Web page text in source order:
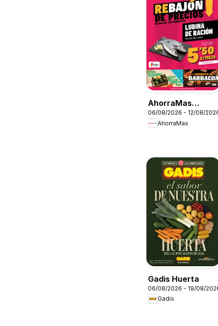
AhorraMas
Folleto
06/08/2026 - 12/08/
AhorraMas
Gadis Huerta
06/08/2026 - 19/08/
Gadis